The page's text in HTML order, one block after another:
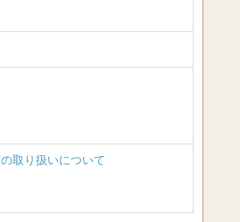
取り扱いについて